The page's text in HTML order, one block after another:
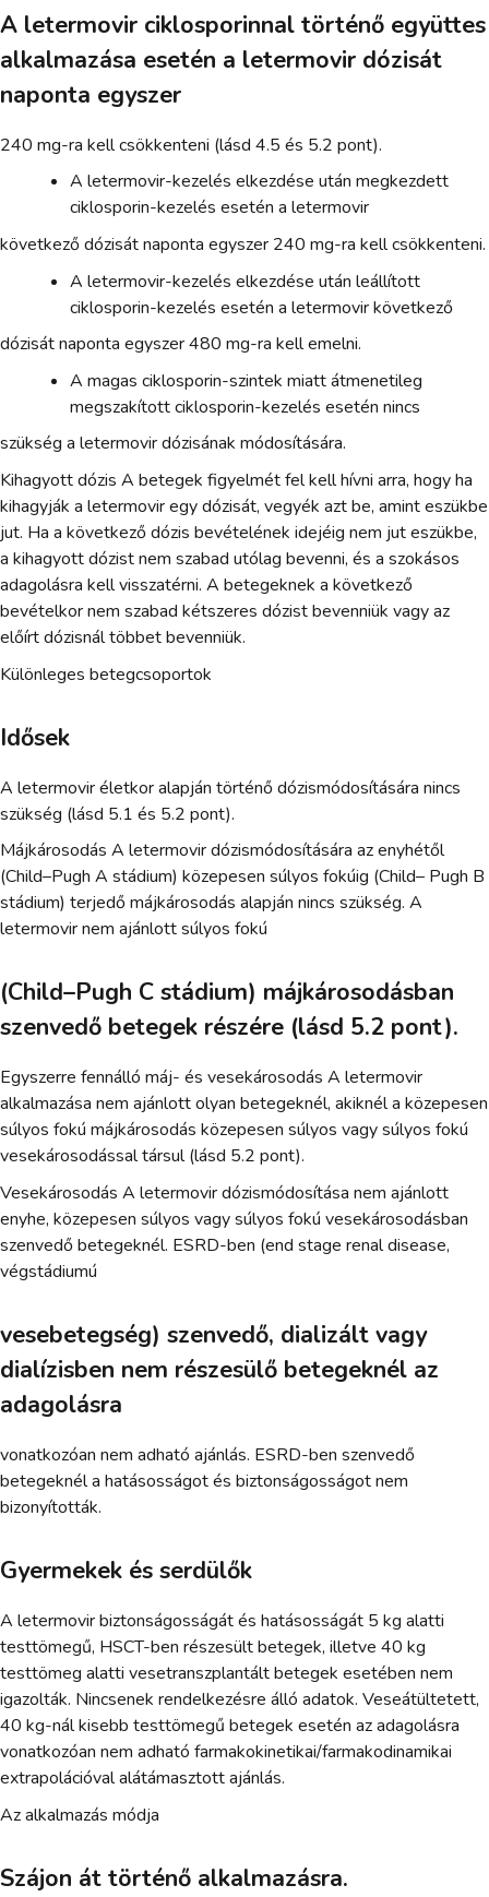
A letermovir ciklosporinnal történő együttes
alkalmazása esetén a letermovir dózisát
naponta egyszer
240 mg-ra kell csökkenteni (lásd 4.5 és 5.2 pont).
A letermovir-kezelés elkezdése után megkezdett
ciklosporin-kezelés esetén a letermovir
következő dózisát naponta egyszer 240 mg-ra kell csökkenteni.
A letermovir-kezelés elkezdése után leállított
ciklosporin-kezelés esetén a letermovir következő
dózisát naponta egyszer 480 mg-ra kell emelni.
A magas ciklosporin-szintek miatt átmenetileg
megszakított ciklosporin-kezelés esetén nincs
szükség a letermovir dózisának módosítására.
Kihagyott dózis A betegek figyelmét fel kell hívni arra, hogy ha
kihagyják a letermovir egy dózisát, vegyék azt be, amint eszükbe
jut. Ha a következő dózis bevételének idejéig nem jut eszükbe,
a kihagyott dózist nem szabad utólag bevenni, és a szokásos
adagolásra kell visszatérni. A betegeknek a következő
bevételkor nem szabad kétszeres dózist bevenniük vagy az
előírt dózisnál többet bevenniük.
Különleges betegcsoportok
Idősek
A letermovir életkor alapján történő dózismódosítására nincs
szükség (lásd 5.1 és 5.2 pont).
Májkárosodás A letermovir dózismódosítására az enyhétől
(Child–Pugh A stádium) közepesen súlyos fokúig (Child– Pugh B
stádium) terjedő májkárosodás alapján nincs szükség. A
letermovir nem ajánlott súlyos fokú
(Child–Pugh C stádium) májkárosodásban
szenvedő betegek részére (lásd 5.2 pont).
Egyszerre fennálló máj- és vesekárosodás A letermovir
alkalmazása nem ajánlott olyan betegeknél, akiknél a közepesen
súlyos fokú májkárosodás közepesen súlyos vagy súlyos fokú
vesekárosodással társul (lásd 5.2 pont).
Vesekárosodás A letermovir dózismódosítása nem ajánlott
enyhe, közepesen súlyos vagy súlyos fokú vesekárosodásban
szenvedő betegeknél. ESRD-ben (end stage renal disease,
végstádiumú
vesebetegség) szenvedő, dializált vagy
dialízisben nem részesülő betegeknél az
adagolásra
vonatkozóan nem adható ajánlás. ESRD-ben szenvedő
betegeknél a hatásosságot és biztonságosságot nem
bizonyították.
Gyermekek és serdülők
A letermovir biztonságosságát és hatásosságát 5 kg alatti
testtömegű, HSCT-ben részesült betegek, illetve 40 kg
testtömeg alatti vesetranszplantált betegek esetében nem
igazolták. Nincsenek rendelkezésre álló adatok. Veseátültetett,
40 kg-nál kisebb testtömegű betegek esetén az adagolásra
vonatkozóan nem adható farmakokinetikai/farmakodinamikai
extrapolációval alátámasztott ajánlás.
Az alkalmazás módja
Szájon át történő alkalmazásra.